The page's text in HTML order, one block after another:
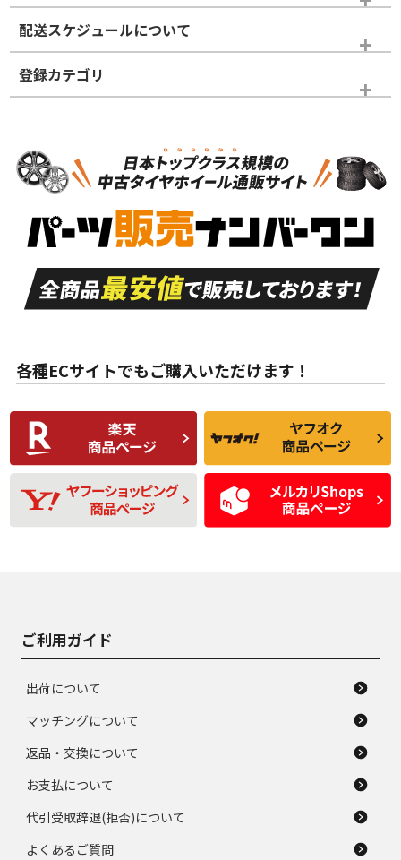
※商品ランクは出品者の主観により判断しておりますので、あら
かじめご了承ください。
ホイールランク
S
品）
S
新車外し品（新古
付き
A
走行距離も少なく、
目立つ傷もほとんど
ない中古品
A
走行距離も少なく、
非常に状態の良い中
古品
な中古品
んどない中古品
C
比較的きれいな中古
品
C
られるが、使用に問
題のない中古品
D
使用感や目立つ傷が
あり、一般的な中古
品
D
残り溝も少なく、偏
磨耗がみられ、短期
間使用できるくらい
の中古品
配送スケジュールについて
登録カテゴリ
パーツ
各種ECサイトでもご購入いただけます！
ご利用ガイド
出荷について
マッチングについて
返品・交換について
お支払について
代引受取辞退(拒否)について
よくあるご質問